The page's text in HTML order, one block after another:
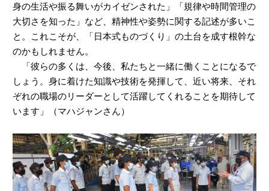
身の生活や振る舞いがカイゼンされた」「規律や時間管理の
大切さを知った」など、精神性や姿勢に関する記述が多いこ
と。これこそが、「日本式ものづくり」の土台を成す根幹な
のかもしれません。
「彼らの多くは、今後、私たちと一緒に働くことになるで
しょう。身に着けた知識や技術を発揮して、近い将来、それ
ぞれの職場のリーダーとして活躍してくれることを期待して
います」（マハジャンさん）